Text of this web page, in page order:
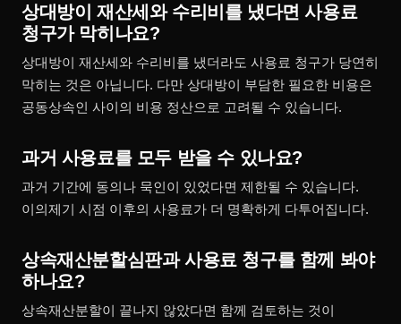
상대방이 재산세와 수리비를 냈다면 사용료
청구가 막히나요?
상대방이 재산세와 수리비를 냈더라도 사용료 청구가 당연히
막히는 것은 아닙니다. 다만 상대방이 부담한 필요한 비용은
공동상속인 사이의 비용 정산으로 고려될 수 있습니다.
과거 사용료를 모두 받을 수 있나요?
과거 기간에 동의나 묵인이 있었다면 제한될 수 있습니다.
이의제기 시점 이후의 사용료가 더 명확하게 다투어집니다.
상속재산분할심판과 사용료 청구를 함께 봐야
하나요?
상속재산분할이 끝나지 않았다면 함께 검토하는 것이